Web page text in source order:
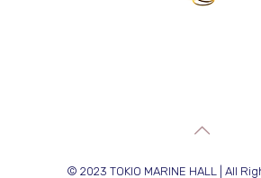
© 2023 TOKIO MARINE HALL | All